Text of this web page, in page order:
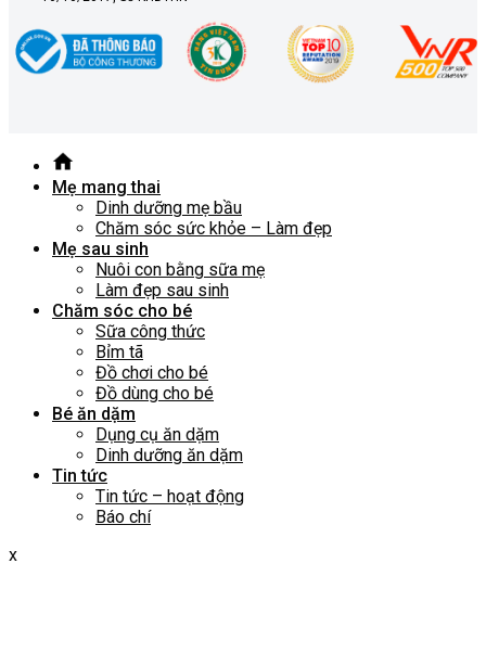
Mẹ mang thai
Dinh dưỡng mẹ bầu
Chăm sóc sức khỏe – Làm đẹp
Mẹ sau sinh
Nuôi con bằng sữa mẹ
Làm đẹp sau sinh
Chăm sóc cho bé
Sữa công thức
Bỉm tã
Đồ chơi cho bé
Đồ dùng cho bé
Bé ăn dặm
Dụng cụ ăn dặm
Dinh dưỡng ăn dặm
Tin tức
Tin tức – hoạt động
Báo chí
x